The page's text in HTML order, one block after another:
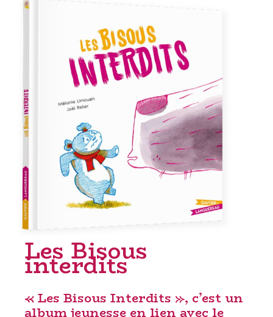
Les Bisous
interdits
« Les Bisous Interdits », c’est un
album jeunesse en lien avec le